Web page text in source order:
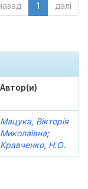
1 далі
Автор(и)
Мацука, Вікторія
Миколаївна;
Кравченко, Н.О.